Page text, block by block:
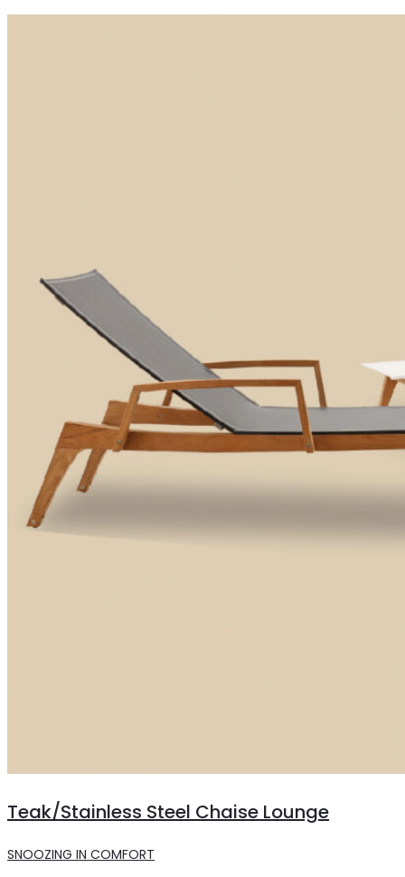
Teak/Stainless Steel Chaise Lounge
SNOOZING IN COMFORT